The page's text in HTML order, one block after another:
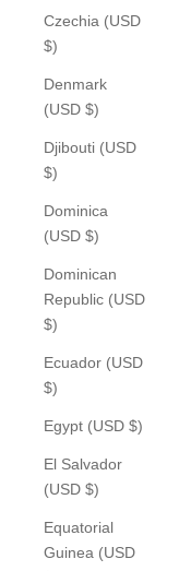
Czechia (USD
$)
Denmark
(USD $)
Djibouti (USD
$)
Dominica
(USD $)
Dominican
Republic (USD
$)
Ecuador (USD
$)
Egypt (USD $)
El Salvador
(USD $)
Equatorial
Guinea (USD